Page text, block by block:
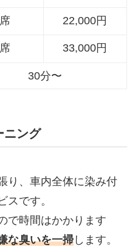
22,000円
33,000円
30分〜
ング
り、車内全体に染み付
スです。
で時間はかかります
な臭いを一掃します。